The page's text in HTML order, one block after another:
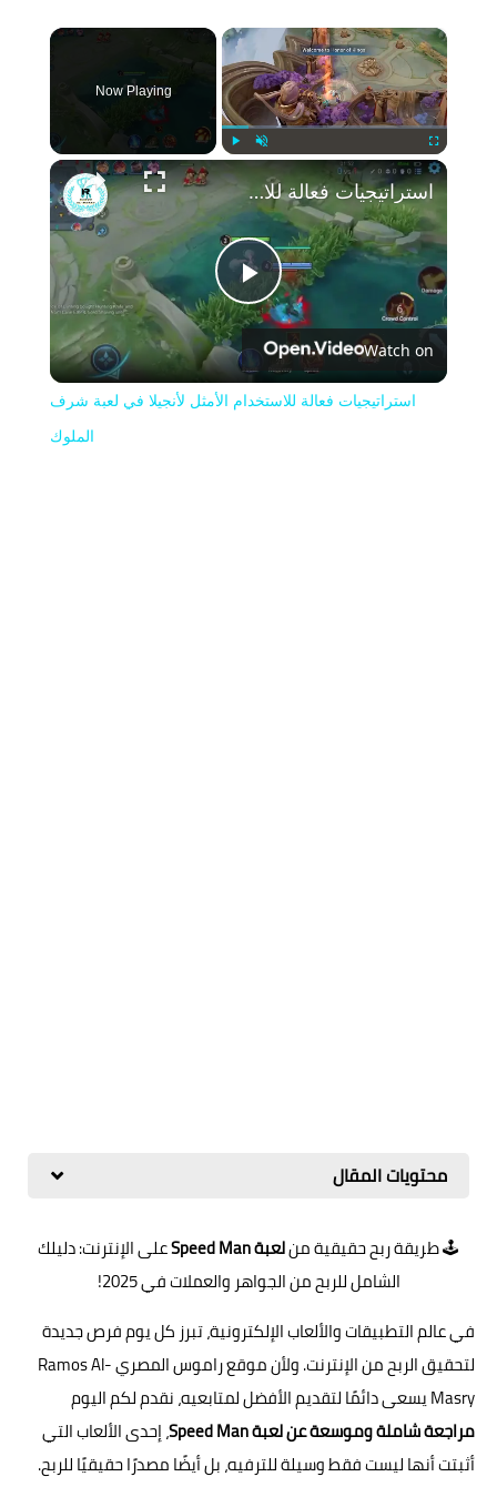
×
Fullscreen
Now Playing
Play
Video
استراتيجيات فعالة للاستخدام الأمثل لأنجيلا في لعبة شرف الملوك
Watch on
استراتيجيات فعالة للاستخدام الأمثل لأنجيلا في لعبة شرف
الملوك
محتويات المقال
🕹️ طريقة ربح حقيقية منلعبة Speed Man
على الإنترنت: دليلك
الشامل للربح من الجواهر والعملات في 2025!
في عالم التطبيقات والألعاب الإلكترونية، تبرز كل يوم فرص جديدة
لتحقيق الربح من الإنترنت. ولأن موقع راموس المصري Ramos Al-
Masry يسعى دائمًا لتقديم الأفضل لمتابعيه، نقدم لكم اليوم
مراجعة شاملة وموسعة عن لعبة Speed Man
، إحدى الألعاب التي
أثبتت أنها ليست فقط وسيلة للترفيه، بل أيضًا مصدرًا حقيقيًا للربح.